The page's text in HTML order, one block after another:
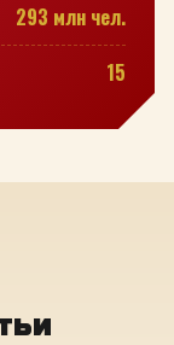
293 млн чел.
15